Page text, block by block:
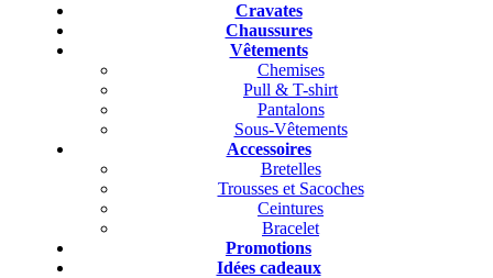
Cravates
Chaussures
Vêtements
Chemises
Pull & T-shirt
Pantalons
Sous-Vêtements
Accessoires
Bretelles
Trousses et Sacoches
Ceintures
Bracelet
Promotions
Idées cadeaux